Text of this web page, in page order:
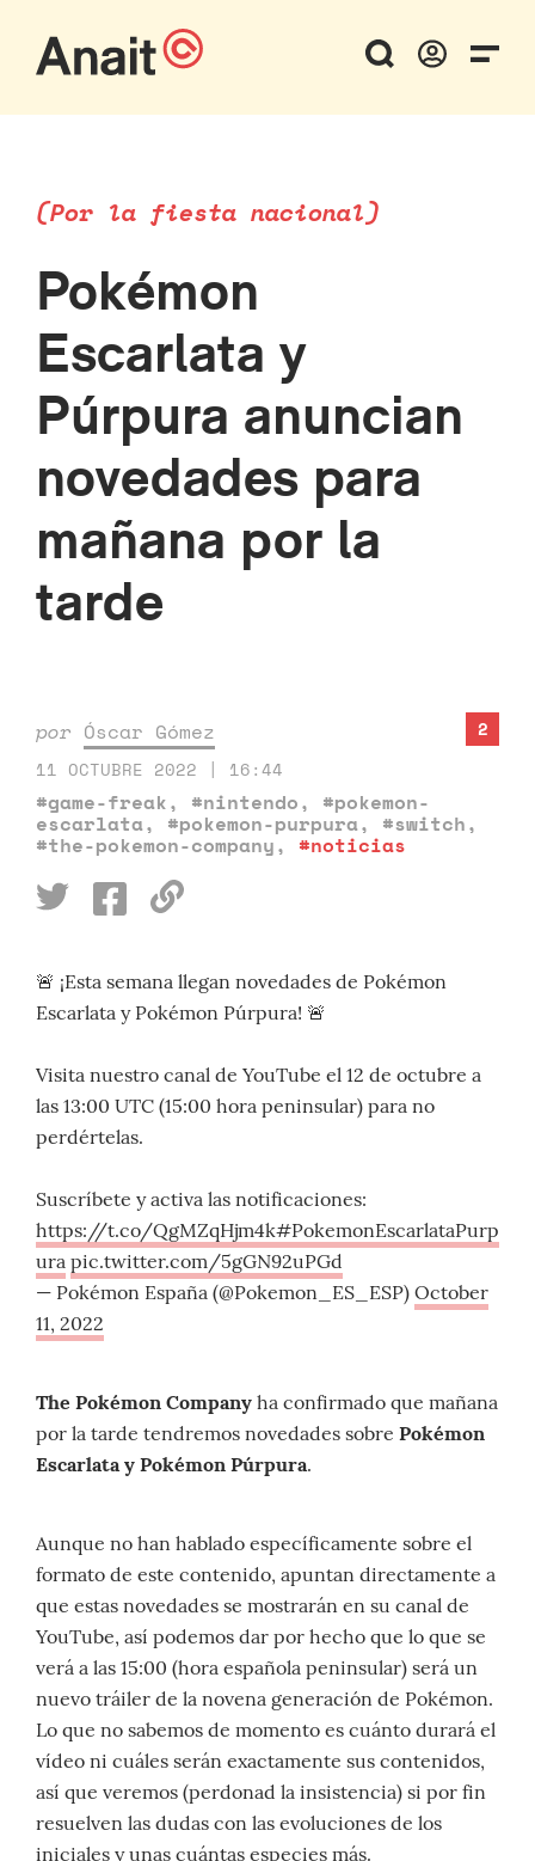
(Por la fiesta nacional)
Pokémon
Escarlata y
Púrpura anuncian
novedades para
mañana por la
tarde
por Óscar Gómez
11 OCTUBRE 2022 | 16:44
#game-freak, #nintendo, #pokemon-
escarlata, #pokemon-purpura, #switch,
#the-pokemon-company, #noticias
2
🚨 ¡Esta semana llegan novedades de Pokémon
Escarlata y Pokémon Púrpura! 🚨
Visita nuestro canal de YouTube el 12 de octubre a
las 13:00 UTC (15:00 hora peninsular) para no
perdértelas.
Suscríbete y activa las notificaciones:
https://t.co/QgMZqHjm4k#PokemonEscarlataPurp
ura pic.twitter.com/5gGN92uPGd
— Pokémon España (@Pokemon_ES_ESP) October
11, 2022
The Pokémon Company ha confirmado que mañana
por la tarde tendremos novedades sobre Pokémon
Escarlata y Pokémon Púrpura.
Aunque no han hablado específicamente sobre el
formato de este contenido, apuntan directamente a
que estas novedades se mostrarán en su canal de
YouTube, así podemos dar por hecho que lo que se
verá a las 15:00 (hora española peninsular) será un
nuevo tráiler de la novena generación de Pokémon.
Lo que no sabemos de momento es cuánto durará el
vídeo ni cuáles serán exactamente sus contenidos,
así que veremos (perdonad la insistencia) si por fin
resuelven las dudas con las evoluciones de los
iniciales y unas cuántas especies más.